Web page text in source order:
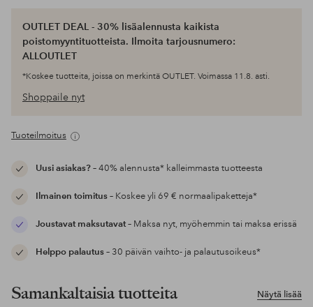
OUTLET DEAL - 30% lisäalennusta kaikista
poistomyyntituotteista. Ilmoita tarjousnumero:
ALLOUTLET
*Koskee tuotteita, joissa on merkintä OUTLET. Voimassa 11.8. asti.
Shoppaile nyt
Tuoteilmoitus
Uusi asiakas?– 40% alennusta* kalleimmasta tuotteesta
Ilmainen toimitus– Koskee yli 69 € normaalipaketteja*
Joustavat maksutavat– Maksa nyt, myöhemmin tai maksa erissä
Helppo palautus– 30 päivän vaihto- ja palautusoikeus*
Näytä lisää
Samankaltaisia tuotteita